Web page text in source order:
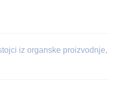
iz organske proizvodnje,